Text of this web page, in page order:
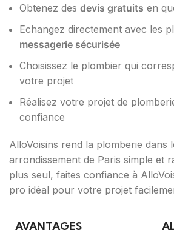
Obtenez des devis gratuits en
Echangez directement avec les
messagerie sécurisée
Choisissez le plombier qui
votre projet
Réalisez votre projet de
confiance
AlloVoisins rend la plomberie dans
arrondissement de Paris simple et
plus seul, faites confiance à
pro idéal pour votre projet
AVANTAGES